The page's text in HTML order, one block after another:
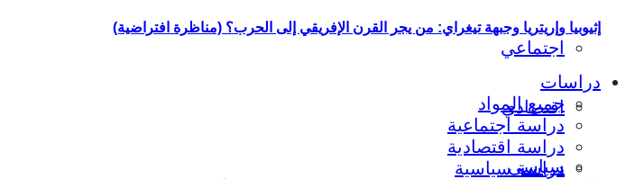
اجتماعي
اقتصادي
سياسي
إثيوبيا وإريتريا وجبهة تيغراي: من يجر القرن الإفريقي إلى الحرب؟ (مناظرة افتراضية)
دراسات
جميع المواد
دراسة اجتماعية
دراسة اقتصادية
دراسة سياسية